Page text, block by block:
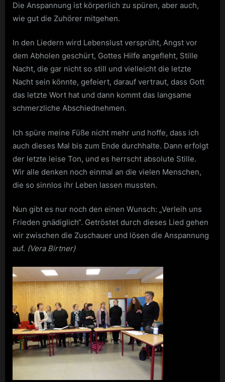
Die Anspannung ist körperlich zu spüren, aber auch,
wie gut die Zuhörer mitgehen.
In den Liedern wird Lebenslust versprüht, Angst vor
dem Abholen geschürt, Gottes Hilfe angefleht, Stille
Nacht, die gar nicht so still und vielleicht die letzte
Nacht sein könnte, gefeiert, darauf vertraut, dass Gott
das letzte Wort hat und dann kommt das langsame
schmerzliche Abschiednehmen.
Ich spüre meine Füße nicht mehr und hoffe, dass ich
auch dieses Mal bis zum Ende durchhalte. Dann erfolgt
der letzte leise Ton, und es herrscht absolute Stille.
Wir alle denken noch einmal an die vielen Menschen,
die so sinnlos ihr Leben lassen mussten.
Nun gibt es nur noch den einen Wunsch: „Verleih uns
Frieden gnädiglich“. Getröstet durch dieses Lied gehen
wir zwischen die Zuschauer und lösen die Anspannung
auf. (Vera Birtner)